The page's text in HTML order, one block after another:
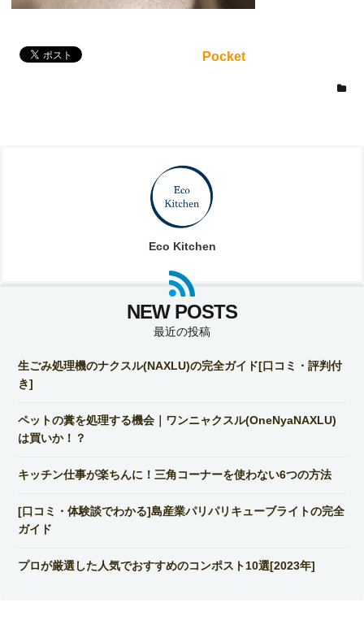
Pocket
Eco Kitchen
最近の投稿
生ごみ処理機のナクスル(NAXLU)の完全ガイド[口コミ・評判付
き]
ペットの糞を処理する機会｜ワンニャクスル(OneNyaNAXLU)
は買いか！？
キッチン仕事が楽ちんに！三角コーナーを使わない6つの方法
[口コミ・体験談でわかる]島産業パリパリキューブライトの完全
ガイド
プロが厳選した人気でおすすめのコンポスト10選[2023年]